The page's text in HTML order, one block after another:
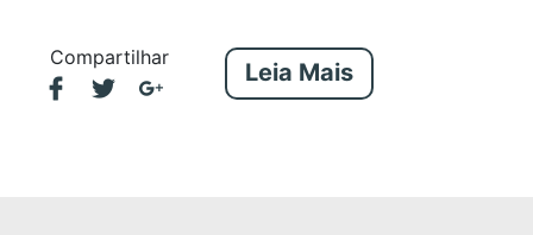
Compartilhar
Leia Mais